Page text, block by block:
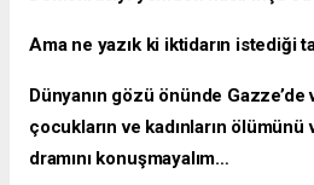
Ama ne yazık ki iktidarın istediği
Dünyanın gözü önünde Gazze’de
çocukların ve kadınların ölümünü
dramını konuşmayalım…